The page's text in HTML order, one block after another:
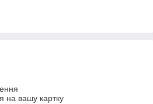
на вашу картку